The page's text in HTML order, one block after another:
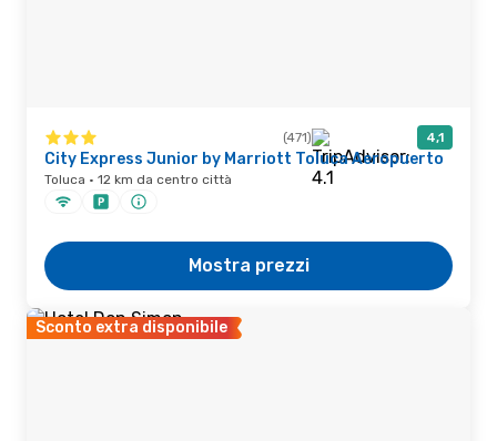
(471) 4,1
City Express Junior by Marriott Toluca Aeropuerto
Toluca · 12 km da centro città
Mostra prezzi
Sconto extra disponibile